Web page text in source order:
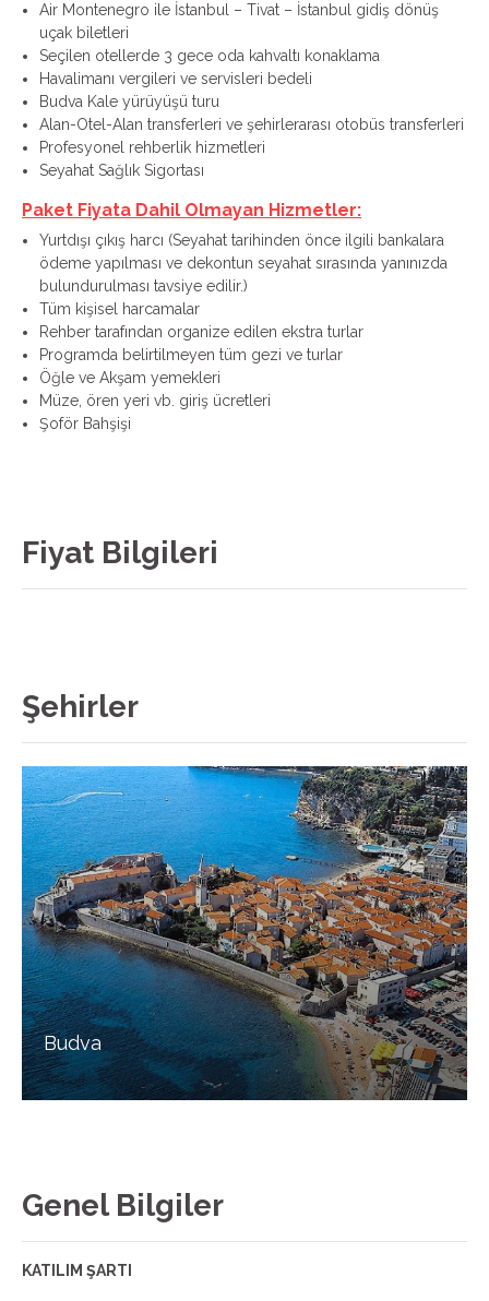
Air Montenegro ile İstanbul – Tivat – İstanbul gidiş dönüş
uçak biletleri
Seçilen otellerde 3 gece oda kahvaltı konaklama
Havalimanı vergileri ve servisleri bedeli
Budva Kale yürüyüşü turu
Alan-Otel-Alan transferleri ve şehirlerarası otobüs transferleri
Profesyonel rehberlik hizmetleri
Seyahat Sağlık Sigortası
Paket Fiyata Dahil Olmayan Hizmetler:
Yurtdışı çıkış harcı (Seyahat tarihinden önce ilgili bankalara
ödeme yapılması ve dekontun seyahat sırasında yanınızda
bulundurulması tavsiye edilir.)
Tüm kişisel harcamalar
Rehber tarafından organize edilen ekstra turlar
Programda belirtilmeyen tüm gezi ve turlar
Öğle ve Akşam yemekleri
Müze, ören yeri vb. giriş ücretleri
Şoför Bahşişi
Fiyat Bilgileri
Şehirler
Budva
Genel Bilgiler
KATILIM ŞARTI